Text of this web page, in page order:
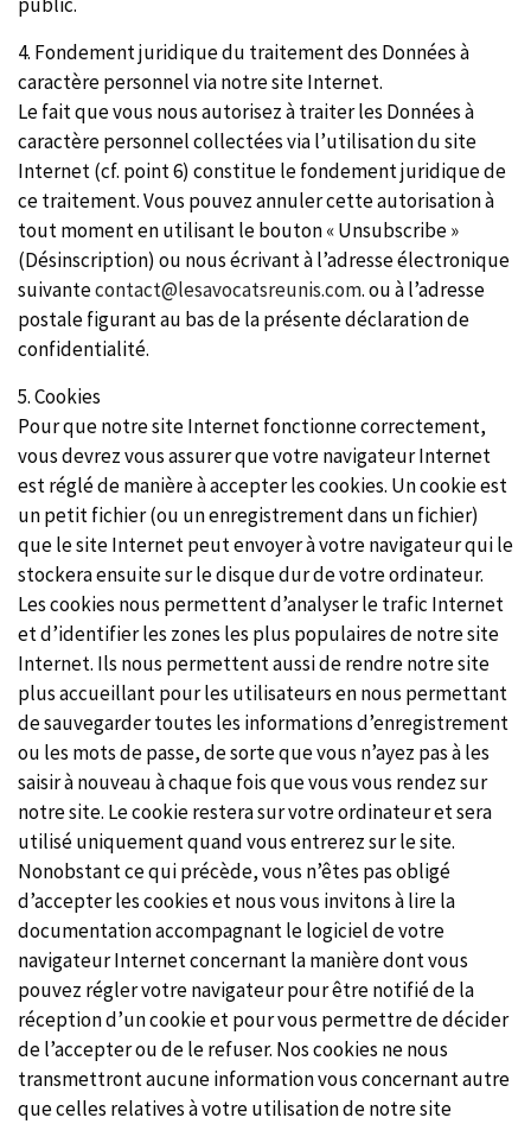
4. Fondement juridique du traitement des Données à
caractère personnel via notre site Internet.
Le fait que vous nous autorisez à traiter les Données à
caractère personnel collectées via l’utilisation du site
Internet (cf. point 6) constitue le fondement juridique de
ce traitement. Vous pouvez annuler cette autorisation à
tout moment en utilisant le bouton « Unsubscribe »
(Désinscription) ou nous écrivant à l’adresse électronique
suivantecontact@lesavocatsreunis.com. ou à l’adresse
postale figurant au bas de la présente déclaration de
confidentialité.
5. Cookies
Pour que notre site Internet fonctionne correctement,
vous devrez vous assurer que votre navigateur Internet
est réglé de manière à accepter les cookies. Un cookie est
un petit fichier (ou un enregistrement dans un fichier)
que le site Internet peut envoyer à votre navigateur qui le
stockera ensuite sur le disque dur de votre ordinateur.
Les cookies nous permettent d’analyser le trafic Internet
et d’identifier les zones les plus populaires de notre site
Internet. Ils nous permettent aussi de rendre notre site
plus accueillant pour les utilisateurs en nous permettant
de sauvegarder toutes les informations d’enregistrement
ou les mots de passe, de sorte que vous n’ayez pas à les
saisir à nouveau à chaque fois que vous vous rendez sur
notre site. Le cookie restera sur votre ordinateur et sera
utilisé uniquement quand vous entrerez sur le site.
Nonobstant ce qui précède, vous n’êtes pas obligé
d’accepter les cookies et nous vous invitons à lire la
documentation accompagnant le logiciel de votre
navigateur Internet concernant la manière dont vous
pouvez régler votre navigateur pour être notifié de la
réception d’un cookie et pour vous permettre de décider
de l’accepter ou de le refuser. Nos cookies ne nous
transmettront aucune information vous concernant autre
que celles relatives à votre utilisation de notre site